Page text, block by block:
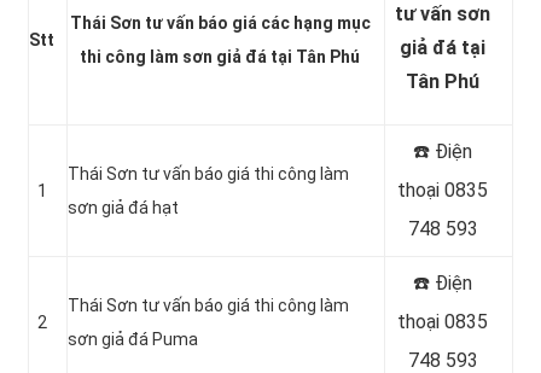
Stt
Thái Sơn tư vấn báo giá các hạng mục
thi công làm sơn giả đá tại Tân Phú
tư vấn sơn
giả đá tại
Tân Phú
1
Thái Sơn tư vấn báo giá thi công làm
sơn giả đá hạt
☎️ Điện
thoại 0835
748 593
2
Thái Sơn tư vấn báo giá thi công làm
sơn giả đá Puma
☎️ Điện
thoại 0835
748 593